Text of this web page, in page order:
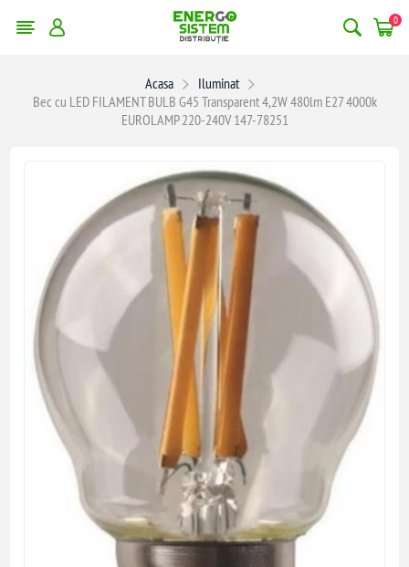
0
Acasa
Iluminat
Bec cu LED FILAMENT BULB G45 Transparent 4,2W 480lm E27 4000k
EUROLAMP 220-240V 147-78251